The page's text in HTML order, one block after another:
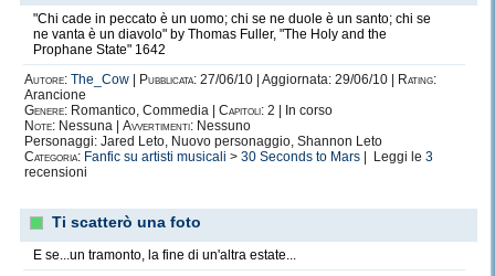
Detto tutto, non mi resta che augurarvi BUONA LETTURA!!!
"Chi cade in peccato è un uomo; chi se ne duole è un santo; chi se
ne vanta è un diavolo" by Thomas Fuller, "The Holy and the
Prophane State" 1642
Autore: The_Cow Pubblicata: 27/06/10 | Aggiornata: 29/06/10 |
Rating:
Arancione
Genere: Romantico, Commedia | Capitoli: 2 | In corso
Note: Nessuna | Avvertimenti: Nessuno
Personaggi: Jared Leto, Nuovo personaggio, Shannon Leto
Categoria: Fanfic su artisti musicali > 30 Seconds to Mars | Leggi le 3
recensioni
Ti scatterò una foto
E se...un tramonto, la fine di un'altra estate...